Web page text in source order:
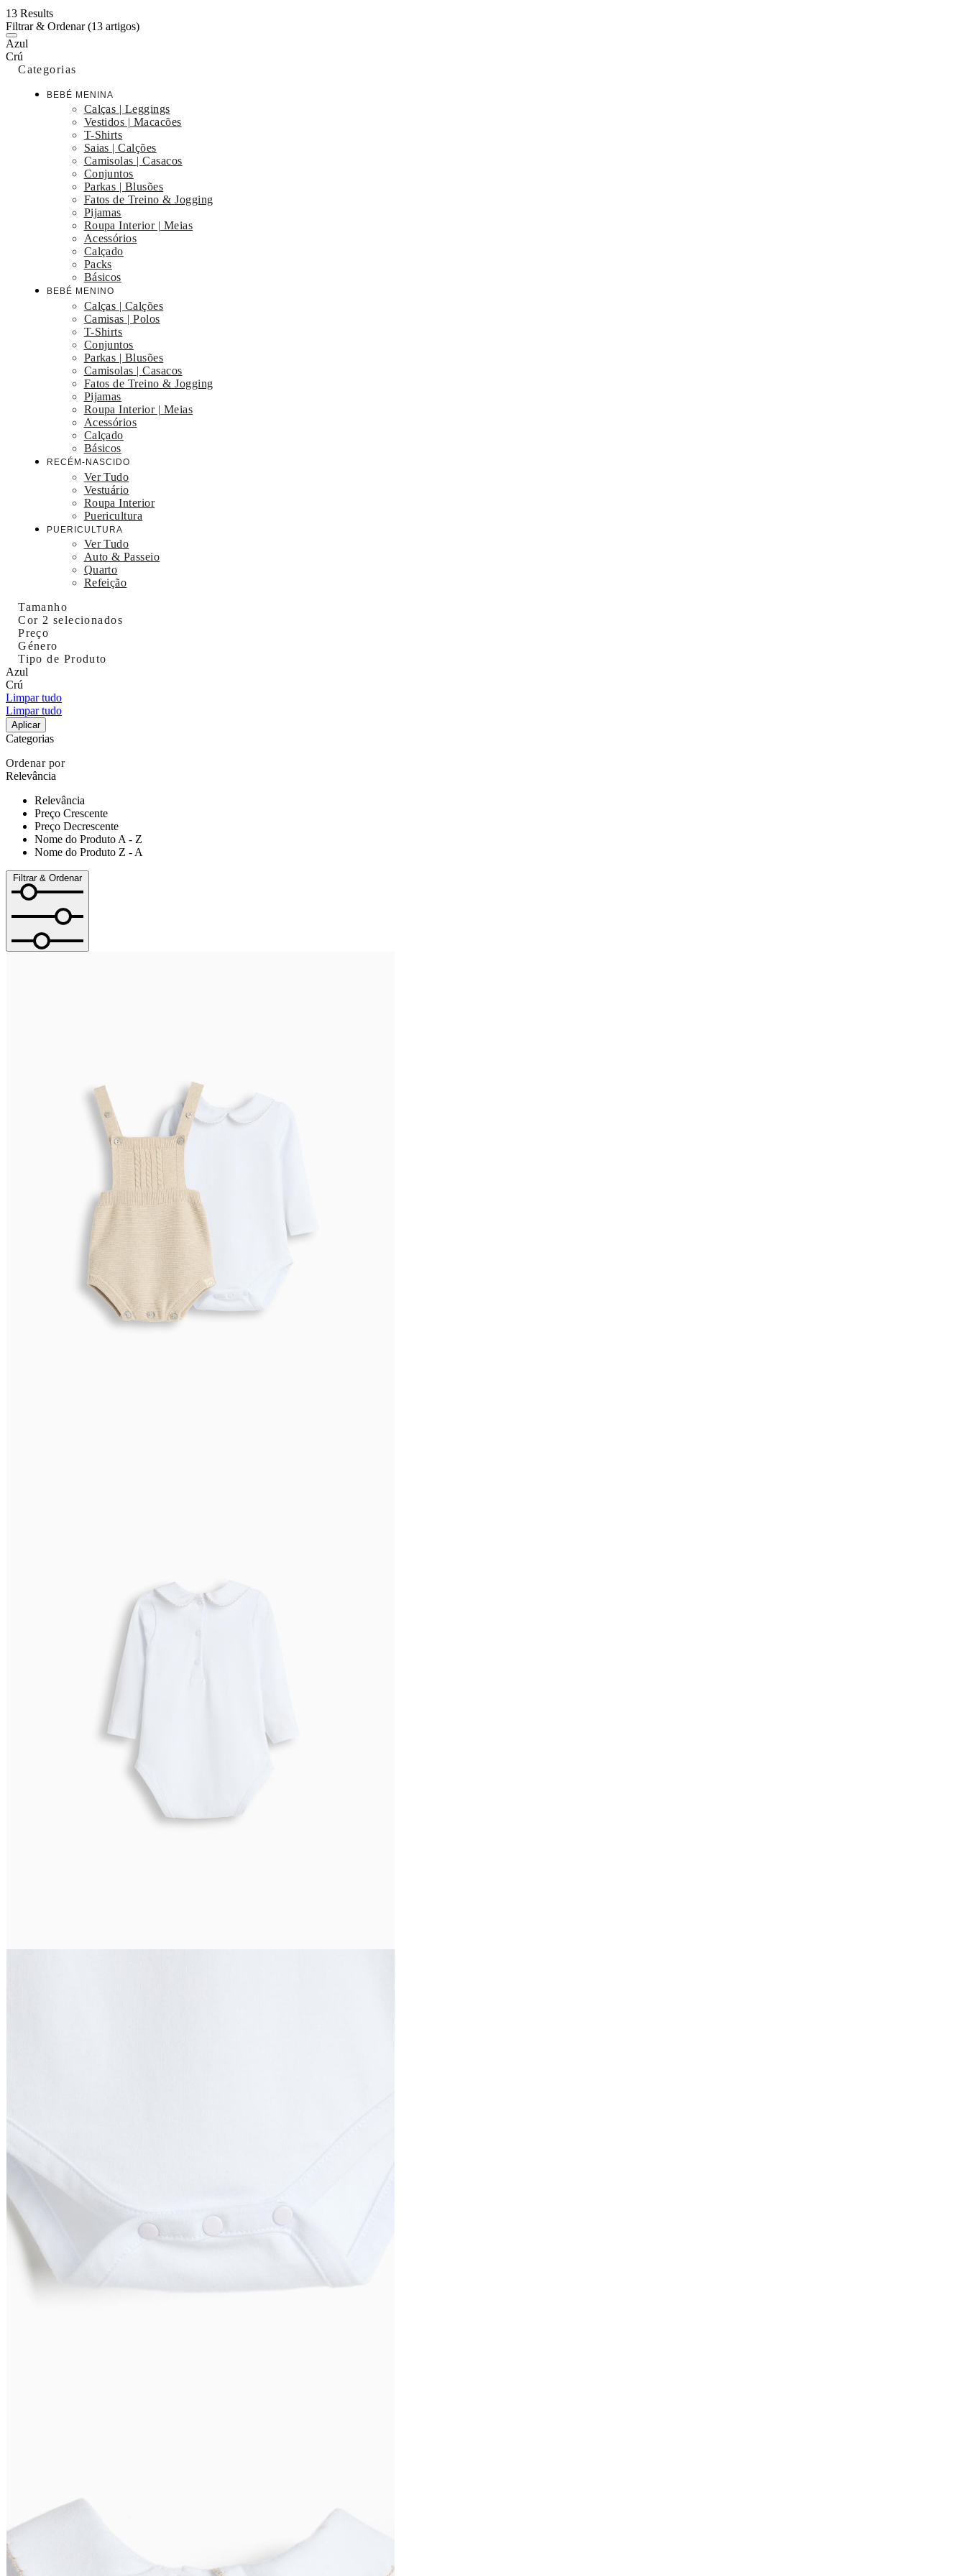
13 Results
Filtrar & Ordenar(13 artigos)
Azul
Crú
Categorias
BEBÉ MENINA
Calças | Leggings
Vestidos | Macacões
T-Shirts
Saias | Calções
Camisolas | Casacos
Conjuntos
Parkas | Blusões
Fatos de Treino & Jogging
Pijamas
Roupa Interior | Meias
Acessórios
Calçado
Packs
Básicos
BEBÉ MENINO
Calças | Calções
Camisas | Polos
T-Shirts
Conjuntos
Parkas | Blusões
Camisolas | Casacos
Fatos de Treino & Jogging
Pijamas
Roupa Interior | Meias
Acessórios
Calçado
Básicos
RECÉM-NASCIDO
Ver Tudo
Vestuário
Roupa Interior
Puericultura
PUERICULTURA
Ver Tudo
Auto & Passeio
Quarto
Refeição
Tamanho
Cor 2 selecionados
Preço
Género
Tipo de Produto
Azul
Crú
Limpar tudo
Limpar tudo
Aplicar
Categorias
Ordenar por
Relevância
Relevância
Preço Crescente
Preço Decrescente
Nome do Produto A - Z
Nome do Produto Z - A
Filtrar & Ordenar